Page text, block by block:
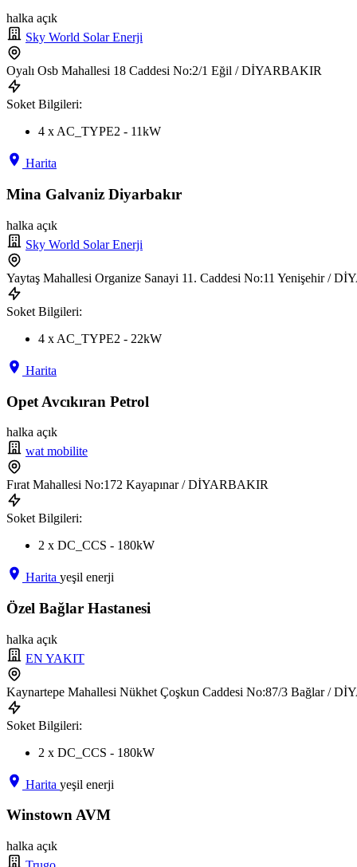
halka açık
Sky World Solar Enerji
Oyalı Osb Mahallesi 18 Caddesi No:2/1 Eğil / DİYARBAKIR
Soket Bilgileri:
4 x AC_TYPE2 - 11kW
Harita
Mina Galvaniz Diyarbakır
halka açık
Sky World Solar Enerji
Yaytaş Mahallesi Organize Sanayi 11. Caddesi No:11 Yenişehir /
Soket Bilgileri:
4 x AC_TYPE2 - 22kW
Harita
Opet Avcıkıran Petrol
halka açık
wat mobilite
Fırat Mahallesi No:172 Kayapınar / DİYARBAKIR
Soket Bilgileri:
2 x DC_CCS - 180kW
Harita yeşil enerji
Özel Bağlar Hastanesi
halka açık
EN YAKIT
Kaynartepe Mahallesi Nükhet Çoşkun Caddesi No:87/3 Bağlar /
Soket Bilgileri:
2 x DC_CCS - 180kW
Harita yeşil enerji
Winstown AVM
halka açık